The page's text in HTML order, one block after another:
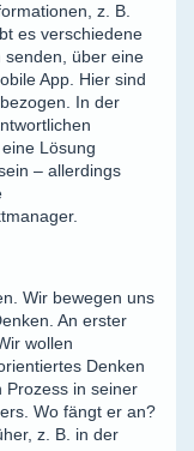
z. B.
es verschiedene
senden, über eine
App. Hier sind
In der
Lösung
– allerdings
Wir bewegen uns
An erster
wollen
Denken
Prozess in seiner
Wo fängt er an?
z. B. in der